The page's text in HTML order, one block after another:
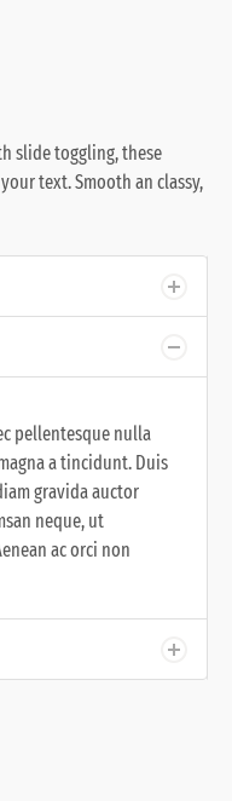
slide toggling, these
text. Smooth an classy,
pellentesque nulla
a tincidunt. Duis
gravida auctor
neque, ut
ac orci non